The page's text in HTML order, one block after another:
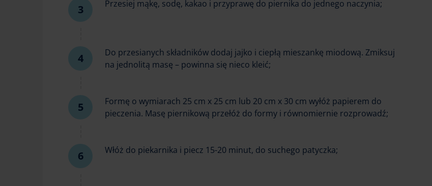
Przesiej mąkę, sodę, kakao i przyprawę do piernika do jednego naczynia;
Do przesianych składników dodaj jajko i ciepłą mieszankę miodową. Zmiksuj
na jednolitą masę – powinna się nieco kleić;
Formę o wymiarach 25 cm x 25 cm lub 20 cm x 30 cm wyłóż papierem do
pieczenia. Masę piernikową przełóż do formy i równomiernie rozprowadź;
Włóż do piekarnika i piecz 15-20 minut, do suchego patyczka;